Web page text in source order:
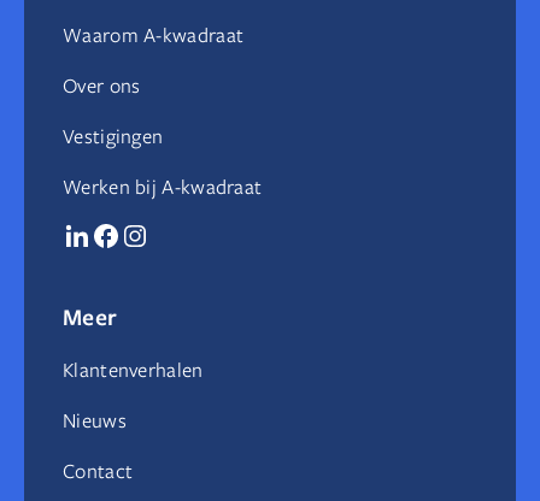
Waarom A-kwadraat
Over ons
Vestigingen
Werken bij A-kwadraat
Meer
Klantenverhalen
Nieuws
Contact